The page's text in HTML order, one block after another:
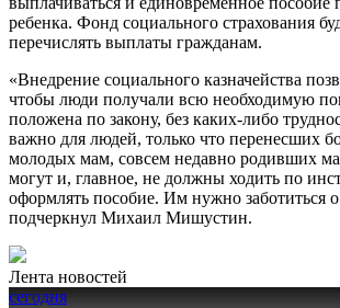
ребенка. Фонд социального страхования
перечислять выплаты гражданам.
«Внедрение социального казначейства
чтобы люди получали всю необходимую
положена по закону, без каких-либо
важно для людей, только что перенесших
молодых мам, совсем недавно родивших
могут и, главное, не должны ходить по
оформлять пособие. Им нужно заботиться
подчеркнул Михаил Мишустин.
Лента новостей
сегодня